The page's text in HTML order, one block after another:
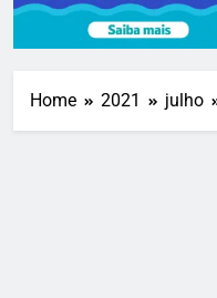
Home 2021 julho